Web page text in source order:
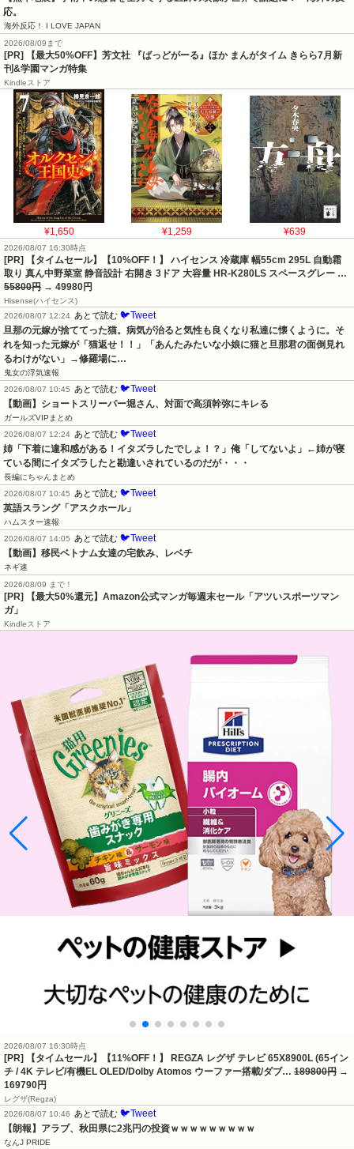
【熊本地震】手術中の患者を全力で守る医師の映像が世界で話題に！　海外の反
応。
海外反応！ I LOVE JAPAN
2026/08/09まで
[PR] 【最大50%OFF】芳文社 『ばっどがーる』ほか まんがタイム きらら7月新
刊&学園マンガ特集
Kindleストア
¥1,650 ¥1,259 ¥639
2026/08/07 16:30時点
[PR] 【タイムセール】【10%OFF！】 ハイセンス 冷蔵庫 幅55cm 295L 自動霜
取り 真ん中野菜室 静音設計 右開き 3ドア 大容量 HR-K280LS スペースグレー …
55800円 → 49980円
Hisense(ハイセンス)
2026/08/07 12:24 あとで読む 🐦Tweet
旦那の元嫁が捨ててった猫。病気が治ると気性も良くなり私達に懐くように。そ
れを知った元嫁が「猫返せ！！」「あんたみたいな小娘に猫と旦那君の面倒見れ
るわけがない」→修羅場に…
鬼女の浮気速報
2026/08/07 10:45 あとで読む 🐦Tweet
【動画】ショートスリーパー堀さん、対面で高須幹弥にキレる
ガールズVIPまとめ
2026/08/07 12:24 あとで読む 🐦Tweet
姉「下着に違和感がある！イタズラしたでしょ！？」俺「してないよ」←姉が寝
ている間にイタズラしたと勘違いされているのだが・・・
長編にちゃんまとめ
2026/08/07 10:45 あとで読む 🐦Tweet
英語スラング「アスクホール」
ハムスター速報
2026/08/07 14:05 あとで読む 🐦Tweet
【動画】移民ベトナム女達の宅飲み、レベチ
ネギ速
2026/08/09 まで！
[PR]
【最大50%還元】Amazon公式マンガ毎週末セール「アツいスポーツマン
ガ」
Kindleストア
2026/08/07 16:30時点
[PR] 【タイムセール】【11%OFF！】 REGZA レグザ テレビ 65X8900L (65イン
チ / 4K テレビ/有機EL OLED/Dolby Atomos ウーファー搭載/ダブ… 189800円 →
169790円
レグザ(Regza)
2026/08/07 10:46
あとで読む 🐦Tweet
【朗報】アラブ、秋田県に2兆円の投資ｗｗｗｗｗｗｗｗｗ
なんJ PRIDE